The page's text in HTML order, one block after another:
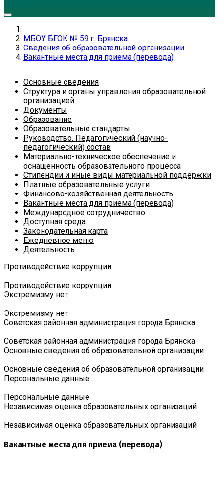
МБОУ БГОК № 59 г. Брянска
Сведения об образовательной организации
Вакантные места для приема (перевода)
Основные сведения
Структура и органы управления образовательной
организацией
Документы
Образование
Образовательные стандарты
Руководство. Педагогический (научно-
педагогический) состав
Материально-техническое обеспечение и
оснащенность образовательного процесса
Стипендии и иные виды материальной поддержки
Платные образовательные услуги
Финансово-хозяйственная деятельность
Вакантные места для приема (перевода)
Международное сотрудничество
Доступная среда
Законодательная карта
Ежедневное меню
Деятельность
Противодействие коррупции
Противодействие коррупции
Экстремизму нет
Экстремизму нет
Советская районная администрация города Брянска
Советская районная администрация города Брянска
Основные сведения об образовательной организации
Основные сведения об образовательной организации
Персональные данные
Персональные данные
Независимая оценка образовательных организаций
Независимая оценка образовательных организаций
Вакантные места для приема (перевода)